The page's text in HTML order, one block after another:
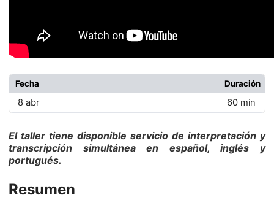
Fecha Duración
8 abr 60 min
El taller tiene disponible servicio de interpretación y
transcripción simultánea en español, inglés y
portugués.
Resumen